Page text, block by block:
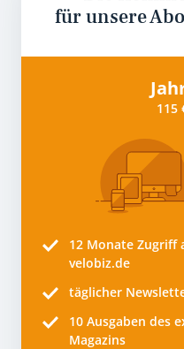
für unsere
115
12 Monate Zugriff
velobiz.de
täglicher
10 Ausgaben des
Magazins